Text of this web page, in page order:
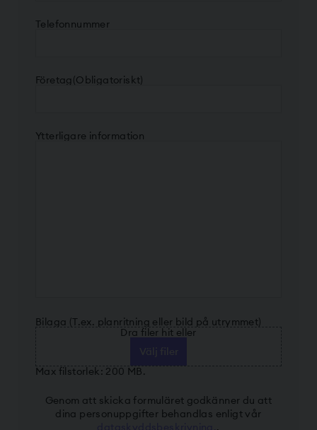
Telefonnummer
Företag (Obligatoriskt)
Ytterligare information
Bilaga (T.ex. planritning eller bild på utrymmet)
Dra filer hit eller
Max filstorlek: 200 MB.
Genom att skicka formuläret godkänner du att
dina personuppgifter behandlas enligt vår
.